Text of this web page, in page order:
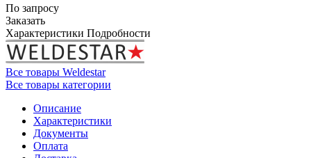
По запросу
Заказать
Характеристики Подробности
Все товары Weldestar
Все товары категории
Описание
Характеристики
Документы
Оплата